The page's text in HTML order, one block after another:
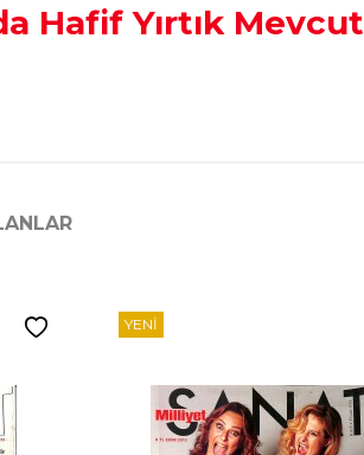
Hafif Yırtık Mevcut
YENI